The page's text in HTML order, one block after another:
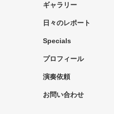
ギャラリー
日々のレポート
Specials
プロフィール
演奏依頼
お問い合わせ